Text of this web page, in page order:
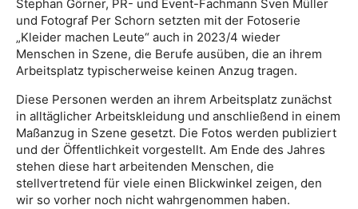
Stephan Görner, PR- und Event-Fachmann Sven Müller
und Fotograf Per Schorn setzten mit der Fotoserie
„Kleider machen Leute“ auch in 2023/4 wieder
Menschen in Szene, die Berufe ausüben, die an ihrem
Arbeitsplatz typischerweise keinen Anzug tragen.
Diese Personen werden an ihrem Arbeitsplatz zunächst
in alltäglicher Arbeitskleidung und anschließend in einem
Maßanzug in Szene gesetzt. Die Fotos werden publiziert
und der Öffentlichkeit vorgestellt. Am Ende des Jahres
stehen diese hart arbeitenden Menschen, die
stellvertretend für viele einen Blickwinkel zeigen, den
wir so vorher noch nicht wahrgenommen haben.